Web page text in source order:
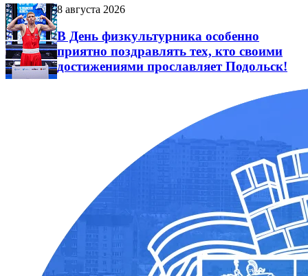
8 августа 2026
В День физкультурника особенно
приятно поздравлять тех, кто своими
достижениями прославляет Подольск!